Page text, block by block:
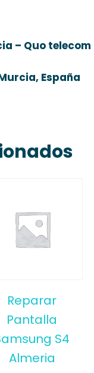
– Quo telecom
España
Reparar
Pantalla
S4
Almeria